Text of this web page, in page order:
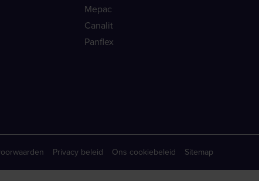
Mepac
Canalit
Panflex
Privacy beleid Ons cookiebeleid Sitemap